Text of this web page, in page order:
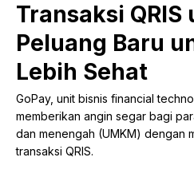
Transaksi
Peluang Baru
Lebih Sehat
GoPay, unit bisnis financial
memberikan angin segar bagi
dan menengah (UMKM) dengan
transaksi QRIS.